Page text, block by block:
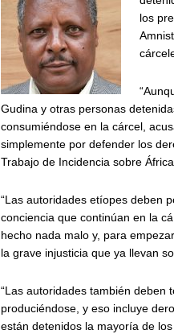
los
Gudina y otras personas
consumiéndose en la cárcel,
simplemente por defender los
Trabajo de Incidencia sobre
“Las autoridades etíopes deben
conciencia que continúan en la
hecho nada malo y, para
la grave injusticia que ya llevan
“Las autoridades también deben
produciéndose, y eso incluye
están detenidos la mayoría de